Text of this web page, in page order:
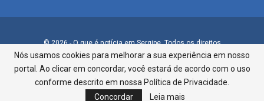
© 2026 - O que é notícia em Sergipe. Todos os direitos
reservados.
Infonet - Rua Monsenhor Silveira 276, Bairro São José |
Aracaju-SE, CEP 49015-030, Fone: 79.2106.8000 - CI Centro de
Informações LTDA
Nós usamos cookies para melhorar a sua experiência em nosso
portal. Ao clicar em concordar, você estará de acordo com o uso
conforme descrito em nossa Política de Privacidade.
Concordar
Leia mais